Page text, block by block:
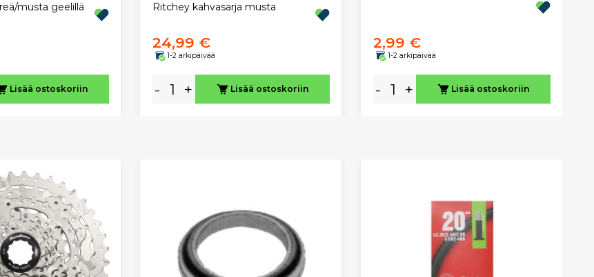
musta geelillä
Lisää ostoskoriin
Ritchey kahvasarja musta
24,99 €
1-2 arkipäivää
- + Lisää ostoskoriin
2,99 €
1-2 arkipäivää
- + Lisää ostoskoriin